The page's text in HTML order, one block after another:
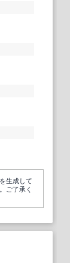
生成して
ご了承く